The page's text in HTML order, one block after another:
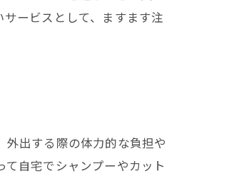
ービスとして、ますます注
出する際の体力的な負担や
自宅でシャンプーやカット